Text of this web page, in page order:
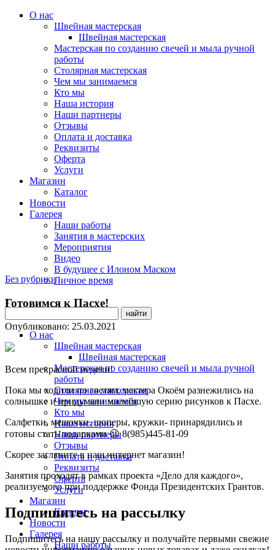
О нас
Швейная мастерская
Швейная мастерская
Мастерская по созданию свечей и мыла ручной
работы
Столярная мастерская
Чем мы занимаемся
Кто мы
Наша история
Наши партнеры
Отзывы
Оплата и доставка
Реквизиты
Оферта
Услуги
Магазин
Каталог
Новости
Галерея
Наши работы
Занятия в мастерских
Мероприятия
Видео
В будущее с Илоном Маском
Личное время
О нас
Швейная мастерская
Швейная мастерская
Мастерская по созданию свечей и мыла ручной
работы
Столярная мастерская
Чем мы занимаемся
Кто мы
Наша история
Наши партнеры
Отзывы
Оплата и доставка
Реквизиты
Оферта
Услуги
Магазин
Каталог
Новости
Галерея
Наши работы
Без рубрики
Готовимся к Пасхе!
Опубликовано: 25.03.2021
Всем прекрасной недели!
Пока мы ходили по гостям, мастера Окоём разнежились на
солнышке и придумали милейшую серию рисунков к Пасхе.
Салфетки, мешочки, шоперы, кружки- принарядились и
готовы стать подарками 😉 8(985)445-81-09
Скорее загляните в наш интернет магазин!
Занятия проходят в рамках проекта «Дело для каждого»,
реализуемого при поддержке Фонда Президентских Грантов.
Подпишитесь на рассылку
Подпишитесь на нашу рассылку и получайте первыми свежие